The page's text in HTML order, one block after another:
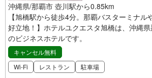
沖縄県/那覇市 壺川駅から0.85km
【旭橋駅から徒歩4分。那覇バスターミナ
好立地！】ホテルユクエスタ旭橋は、沖縄
のビジネスホテルです。
キャンセル無料
Wi-Fi
レストラン 駐車場